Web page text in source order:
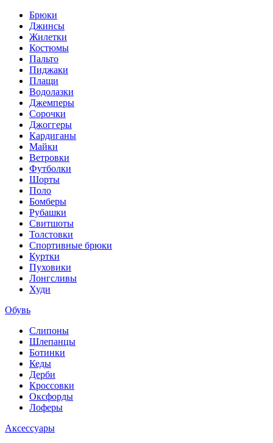
Брюки
Джинсы
Жилетки
Костюмы
Пальто
Пиджаки
Плащи
Водолазки
Джемперы
Сорочки
Джоггеры
Кардиганы
Майки
Ветровки
Футболки
Шорты
Поло
Бомберы
Рубашки
Свитшоты
Толстовки
Спортивные брюки
Куртки
Пуховики
Лонгсливы
Худи
Обувь
Слипоны
Шлепанцы
Ботинки
Кеды
Дерби
Кроссовки
Оксфорды
Лоферы
Аксессуары